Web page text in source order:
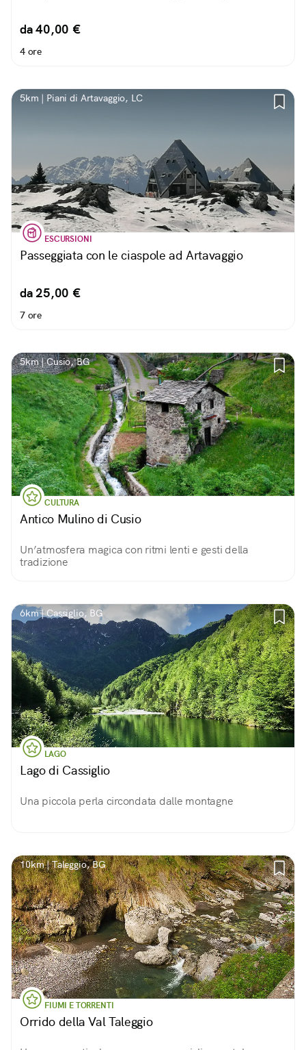
da 40,00 €
4 ore
5km | Piani di Artavaggio, LC
ESCURSIONI
Passeggiata con le ciaspole ad Artavaggio
da 25,00 €
7 ore
5km | Cusio, BG
CULTURA
Antico Mulino di Cusio
Un’atmosfera magica con ritmi lenti e gesti della
tradizione
6km | Cassiglio, BG
LAGO
Lago di Cassiglio
Una piccola perla circondata dalle montagne
10km | Taleggio, BG
FIUMI E TORRENTI
Orrido della Val Taleggio